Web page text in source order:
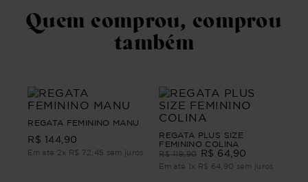
Quem comprou, comprou
também
REGATA FEMININO MANU
R$ 144 90
Em até 2x R$ 72 45 sem juros
REGATA PLUS SIZE
FEMININO COLINA
R$ 119,90 R$ 64 90
Em até 1 x R$ 64 90 sem juros